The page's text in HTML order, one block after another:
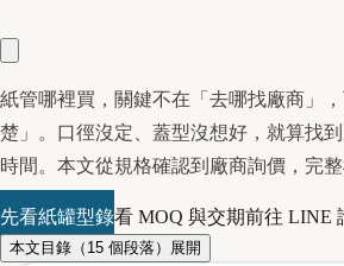
紙管哪裡買，關鍵不在「去哪找廠商」
楚」。口徑沒定、蓋型沒想好，就算找
時間。本文從規格確認到廠商詢價，完整
先看紙罐型錄看 MOQ 與交期前往 LINE
本文目錄（ 15 個段落） 展開